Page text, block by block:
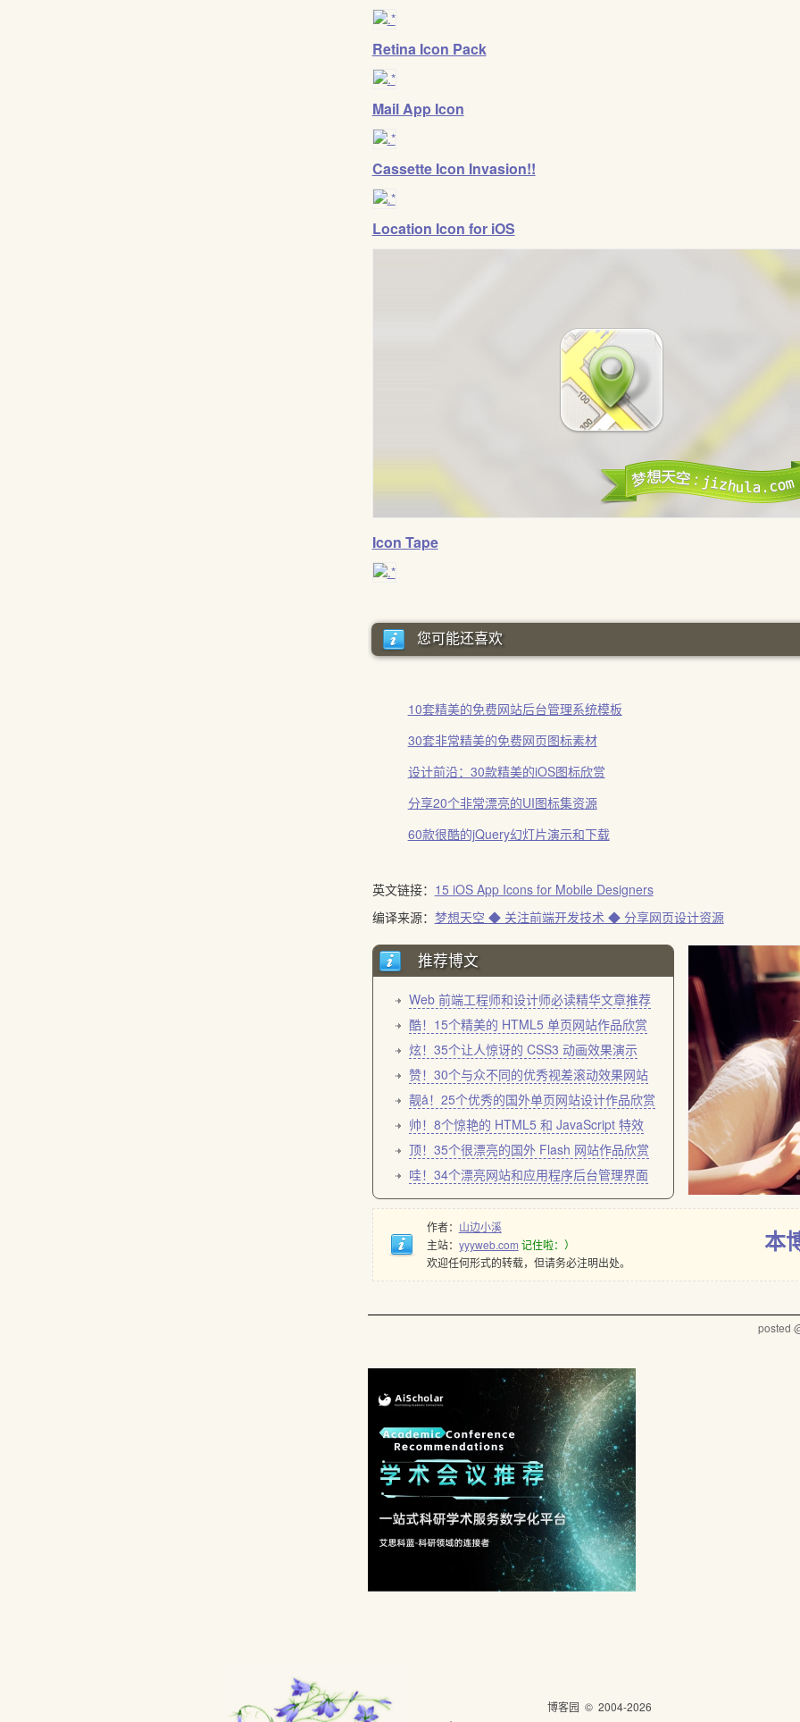
Retina Icon Pack
Mail App Icon
Cassette Icon Invasion!!
Location Icon for iOS
Icon Tape
您可能还喜欢
10套精美的免费网站后台管理系统模板
30套非常精美的免费网页图标素材
设计前沿：30款精美的iOS图标欣赏
分享20个非常漂亮的UI图标集资源
60款很酷的jQuery幻灯片演示和下载
英文链接： 15 iOS App Icons for Mobile Designers
编译来源： 梦想天空 ◆ 关注前端开发技术 ◆ 分享网页设计资源
推荐博文
Web 前端工程师和设计师必读精华文章推荐
酷！15个精美的 HTML5 单页网站作品欣赏
炫！35个让人惊讶的 CSS3 动画效果演示
赞！30个与众不同的优秀视差滚动效果网站
靓å！25个优秀的国外单页网站设计作品欣赏
帅！8个惊艳的 HTML5 和 JavaScript 特效
顶！35个很漂亮的国外 Flash 网站作品欣赏
哇！34个漂亮网站和应用程序后台管理界面
本
作者： 山边小溪
主站： yyyweb.com 记住啦：）
欢迎任何形式的转载，但请务必注明出处。
posted
博客园 © 2004-2026